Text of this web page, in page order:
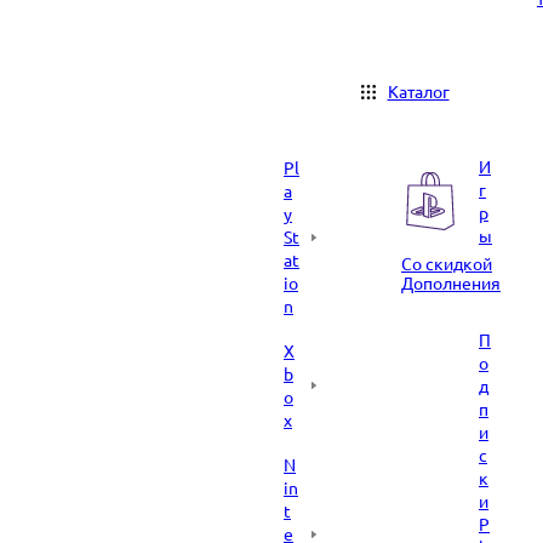
Каталог
Pl
a
y
St
at
io
n
X
b
o
x
N
in
t
e
И
г
р
ы
Со скидкой
Дополнения
П
о
д
п
и
с
к
и
P